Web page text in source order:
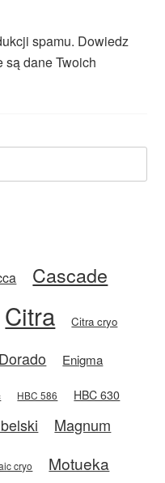
spamu. Dowiedz
są dane Twoich
Cascade
Citra Citra cryo
Enigma
HBC 586 HBC 630
Magnum
cryo Motueka